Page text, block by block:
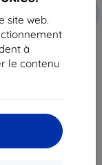
site web.
à
le contenu
APARATU RINGKE
COVER 2-PACK
/ A57 5G BLACK
stock > 5 pièces